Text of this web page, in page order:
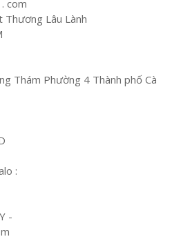
com
Thương Lâu Lành
Thám Phường 4 Thành phố Cà
:
-